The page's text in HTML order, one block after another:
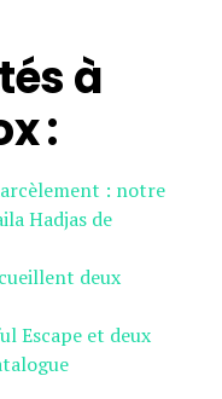
à
:
: notre
Hadjas de
deux
Escape et deux